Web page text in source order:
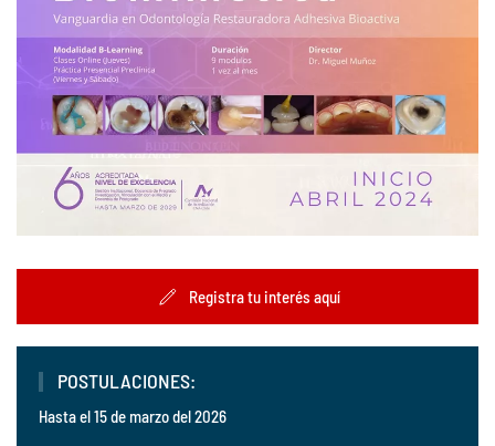
Registra tu interés aquí
POSTULACIONES:
Hasta el 15 de marzo del 2026